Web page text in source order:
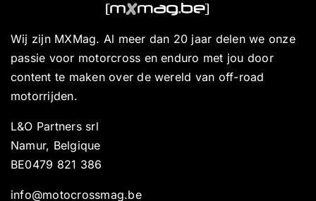
Wij zijn MXMag. Al meer dan 20 jaar delen we onze
passie voor motorcross en enduro met jou door
content te maken over de wereld van off-road
motorrijden.
L&O Partners srl
Namur, Belgique
BE0479 821 386
info@motocrossmag.be